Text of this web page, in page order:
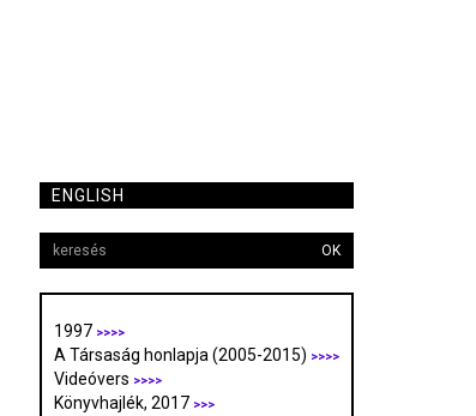
ENGLISH
OK
1997 >>>>
A Társaság honlapja (2005-2015) >>>>
Videóvers >>>>
Könyvhajlék, 2017 >>>